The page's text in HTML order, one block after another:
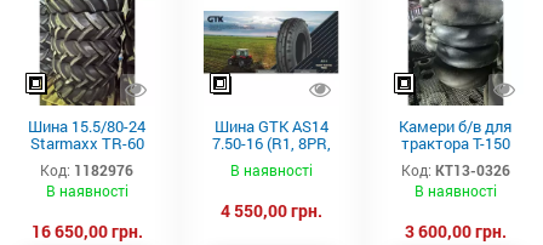
Шина 15.5/80-24
Starmaxx TR-60
(16PR, 163A8, TL)
Код: 1182976
В наявності
16 650,00 грн.
Шина GTK AS14
7.50-16 (R1, 8PR,
TT)
В наявності
4 550,00 грн.
Камери б/в для
трактора Т-150
21.3-24 (530-610)
СНГ товсті
Код: КТ13-0326
В наявності
3 600,00 грн.